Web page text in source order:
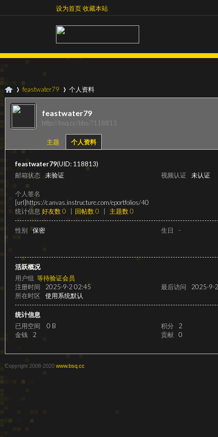
收藏本站设为首页收藏本站
速
›
feastwater79 个人资料
feastwater79
http://bsq.cc/bbs/?118813
主题 个人资料
feastwater79(UID: 118813)
邮箱状态
未验证 视频认证 未认证
个人签名
[url]https://canvas.instructure.com/eportfolios/40
统计信息 好友数 0 回帖数 0 主题数 0
性别 保密 生日 -
活跃概况
用户组 等待验证会员
注册时间
2025-9-2 02:45 最后访问
2025-9-
所在时区
使用系统默认
统计信息
已用空间
0 B 积分
2
金钱
2 贡献 0
Copyright 2008-2020 www.bsq.cc